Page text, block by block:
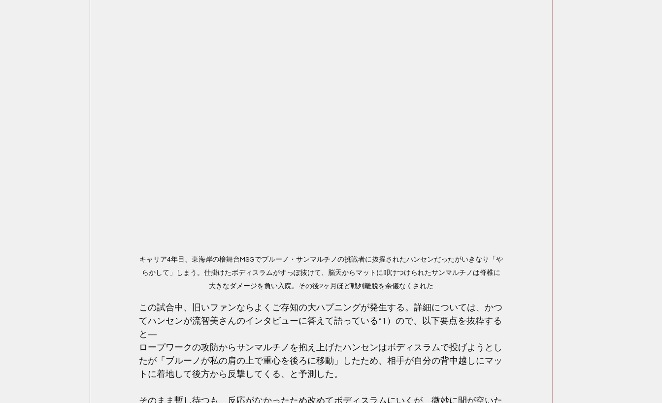
キャリア4年目、東海岸の檜舞台MSGでブルーノ・サンマルチノの挑戦者に抜擢されたハンセンだったがいきなり「や
らかして」しまう。仕掛けたボディスラムがすっぽ抜けて、脳天からマットに叩けつけられたサンマルチノは脊椎に
大きなダメージを負い入院。その後2ヶ月ほど戦列離脱を余儀なくされた
この試合中、旧いファンならよくご存知の大ハプニングが発生する。詳細については、かつ
てハンセンが流智美さんのインタビューに答えて語っている*1）ので、以下要点を抜粋する
と―
ロープワークの攻防からサンマルチノを抱え上げたハンセンはボディスラムで投げようとし
たが「ブルーノが私の肩の上で重心を後ろに移動」したため、相手が自分の背中越しにマッ
トに着地して後方から反撃してくる、と予測した。
そのまま暫し待つも、反応がなかったため改めてボディスラムにいくが、微妙に間が空いた